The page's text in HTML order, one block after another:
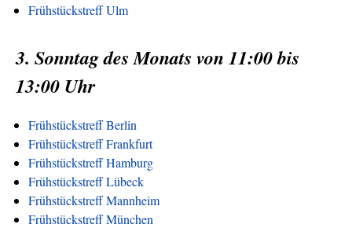
Frühstückstreff Ulm
3. Sonntag des Monats von 11:00 bis
13:00 Uhr
Frühstückstreff Berlin
Frühstückstreff Frankfurt
Frühstückstreff Hamburg
Frühstückstreff Lübeck
Frühstückstreff Mannheim
Frühstückstreff München